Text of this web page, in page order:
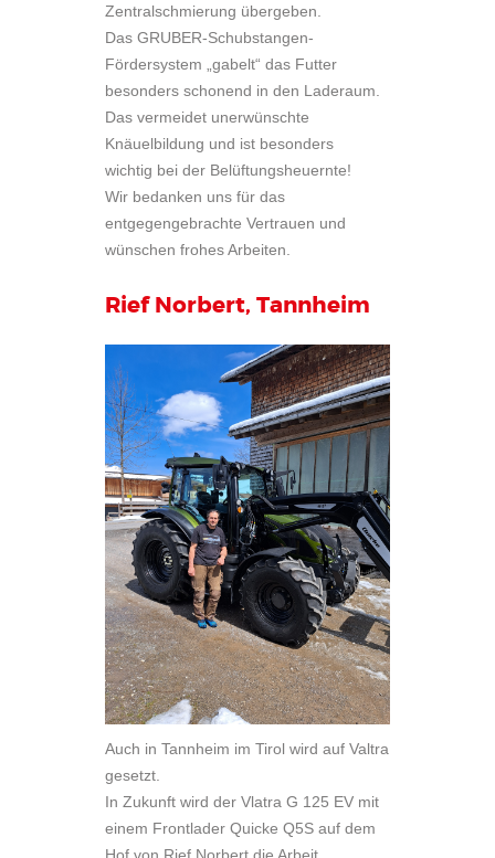
Zentralschmierung übergeben.
Das GRUBER-Schubstangen-
Fördersystem „gabelt“ das Futter
besonders schonend in den Laderaum.
Das vermeidet unerwünschte
Knäuelbildung und ist besonders
wichtig bei der Belüftungsheuernte!
Wir bedanken uns für das
entgegengebrachte Vertrauen und
wünschen frohes Arbeiten.
Rief Norbert, Tannheim
Auch in Tannheim im Tirol wird auf Valtra
gesetzt.
In Zukunft wird der Vlatra G 125 EV mit
einem Frontlader Quicke Q5S auf dem
Hof von Rief Norbert die Arbeit